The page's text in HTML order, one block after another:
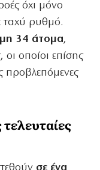
όχι μόνο
ταχύ ρυθμό.
34 άτομα,
οποίοι επίσης
προβλεπόμενες
τελευταίες